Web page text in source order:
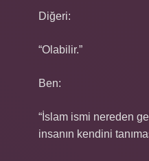
Diğeri:
“Olabilir.”
Ben:
“İslam ismi nereden
insanın kendini